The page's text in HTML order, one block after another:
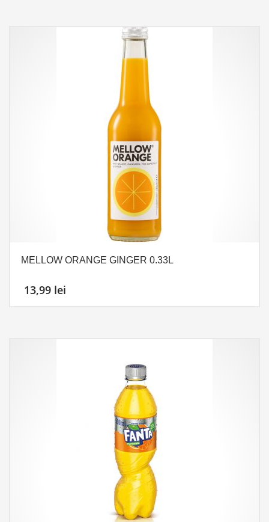
MELLOW ORANGE GINGER 0.33L
13,99 lei